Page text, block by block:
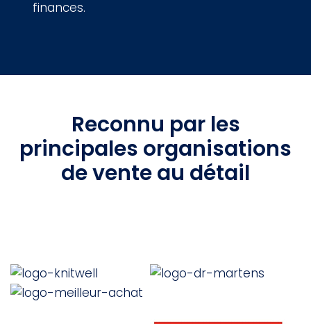
finances.
Reconnu par les
principales organisations
de vente au détail